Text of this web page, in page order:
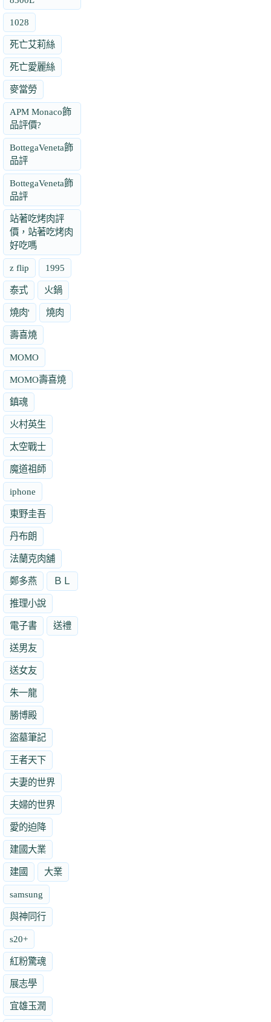
1028
死亡艾莉絲
死亡愛麗絲
麥當勞
APM Monaco飾
品評價?
BottegaVeneta飾
品評
BottegaVeneta飾
品評
站著吃烤肉評
價，站著吃烤肉
好吃嗎
z flip 1995
泰式 火鍋
燒肉' 燒肉
壽喜燒
MOMO
MOMO壽喜燒
鎮魂
火村英生
太空戰士
魔道祖師
iphone
東野圭吾
丹布朗
法蘭克肉舖
鄭多燕 ＢＬ
推理小說
電子書 送禮
送男友
送女友
朱一龍
勝博殿
盜墓筆記
王者天下
夫妻的世界
夫婦的世界
愛的迫降
建國大業
建國 大業
samsung
與神同行
s20+
紅粉驚魂
展志學
宜雄玉潤